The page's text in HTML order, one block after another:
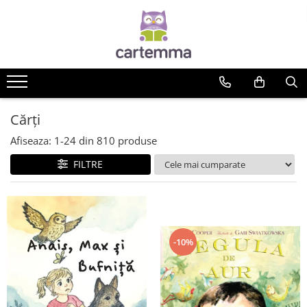
Tematică
Craciun
Activități
Atlase si enciclopedii
Carte de bucate
Călătorie
Educație
Educație financiară
Hobby si craft
Inteligenta emotionala
Limbi străine
Muzicale
Cărți
Afiseaza: 1-24 din 810 produse
FILTRE
-10%